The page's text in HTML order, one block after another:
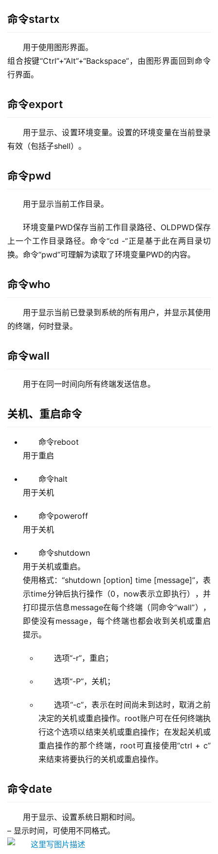
命令startx
用于使用图形界面。
组合按键“Ctrl”+“Alt”+“Backspace”，由图形界面回到命令
行界面。
命令export
用于显示、设置环境变量。设置的环境变量在当前登录
有效（包括子shell）。
命令pwd
用于显示当前工作目录。
环境变量PWD保存当前工作目录路径、OLDPWD保存
上一个工作目录路径。命令“cd -”正是基于此在两目录切
换。命令“pwd”可理解为读取了环境变量PWD的内容。
命令who
用于显示当前已登录到系统的所有用户，并显示其使用
的终端，何时登录。
命令wall
用于在同一时间向所有终端发送信息。
关机、重启命令
命令reboot
用于重启
命令halt
用于关机
命令poweroff
用于关机
命令shutdown
用于关机或重启。
使用格式：“shutdown [option] time [message]”，表
示time分钟后执行操作（0，now表示立即执行），并
打印提示信息message在每个终端（同命令“wall”），
即使没有message，每个终端也都会收到关机或重启
提示。
选项“-r”，重启；
选项“-P”，关机；
选项“-c”，表示在时间尚未到达时，取消之前
决定的关机或重启操作。root账户可在任何终端执
行这个选项以结束关机或重启操作；在发起关机或
重启操作的那个终端，root可直接使用“ctrl + c”
来结束将要执行的关机或重启操作。
命令date
用于显示、设置系统日期和时间。
– 显示时间，可使用不同格式。